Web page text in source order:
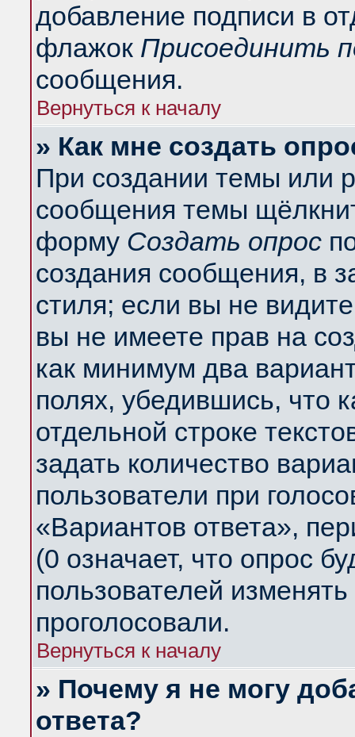
добавление подписи в
флажок Присоединить
сообщения.
Вернуться к началу
» Как мне создать
При создании темы или
сообщения темы
форму Создать опрос
создания сообщения, в
стиля; если вы не
вы не имеете прав на
как минимум два
полях, убедившись, что
отдельной строке
задать количество
пользователи при
«Вариантов ответа»,
(0 означает, что опрос
пользователей
проголосовали.
Вернуться к началу
» Почему я не могу
ответа?